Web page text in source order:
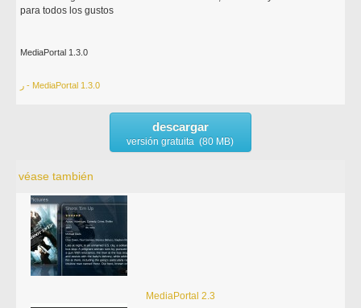
para todos los gustos
MediaPortal 1.3.0
ر - MediaPortal 1.3.0
descargar
versión gratuita (80 MB)
véase también
MediaPortal 2.3